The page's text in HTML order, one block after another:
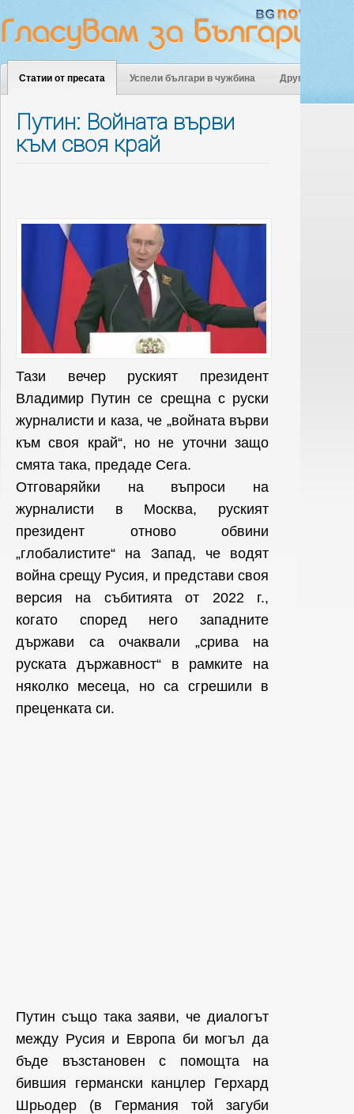
Статии от пресата Успели българи в чужбина Други
Путин: Войната върви
към своя край
Тази вечер руският президент
Владимир Путин се срещна с руски
журналисти и каза, че „войната върви
към своя край“, но не уточни защо
смята така, предаде Сега.
Отговаряйки на въпроси на
журналисти в Москва, руският
президент отново обвини
„глобалистите“ на Запад, че водят
война срещу Русия, и представи своя
версия на събитията от 2022 г.,
когато според него западните
държави са очаквали „срива на
руската държавност“ в рамките на
няколко месеца, но са сгрешили в
преценката си.
Путин също така заяви, че диалогът
между Русия и Европа би могъл да
бъде възстановен с помощта на
бившия германски канцлер Герхард
Шрьодер (в Германия той загуби